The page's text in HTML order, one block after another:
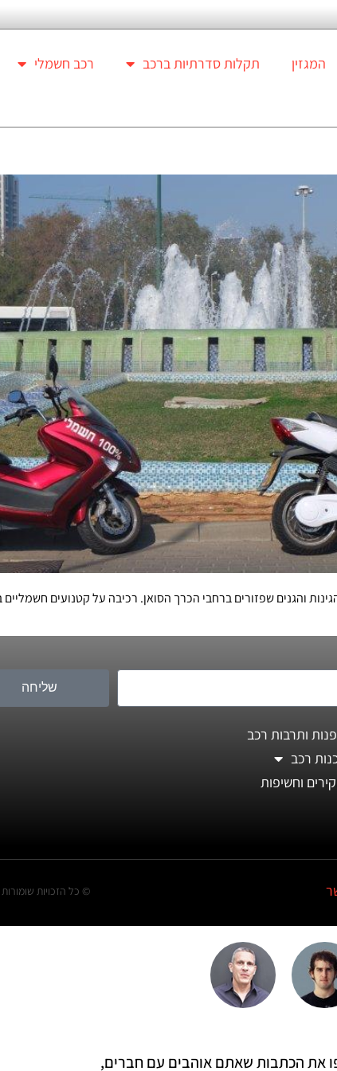
המגזין תקלות סדרתיות ברכב רכב חשמלי
והגנים שפזורים ברחבי הכרך הסואן. רכיבה על קטנועים חשמליים
שליחה
ותרבות רכב
רכב
וחשיפות
© כל הזכויות שומורות
את הכתבות שאתם אוהבים עם חברים,